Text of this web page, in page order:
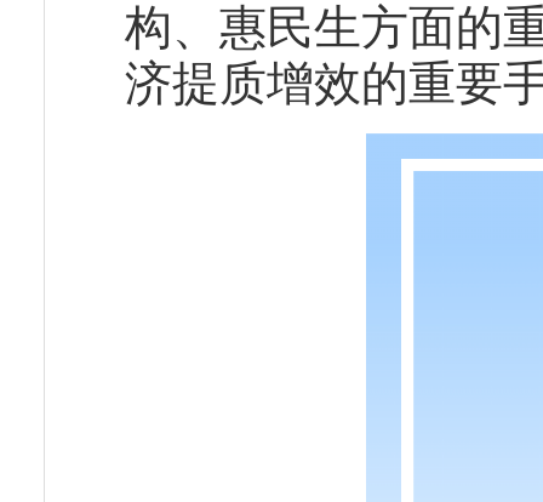
构、惠民生方面的
济提质增效的重要